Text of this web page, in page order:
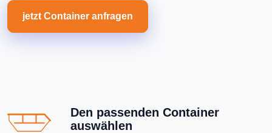
jetzt Container anfragen
Den passenden Container
auswählen